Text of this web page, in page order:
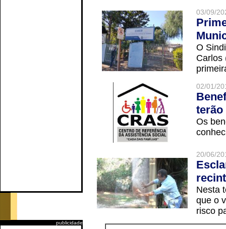
publicidade
03/09/
O
Carlos
02/01/
terão
Os
20/06/
Nesta
que o
risco